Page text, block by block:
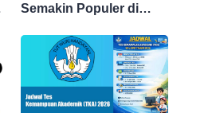
Semakin Populer di
Dituntut Lebih Kreatif